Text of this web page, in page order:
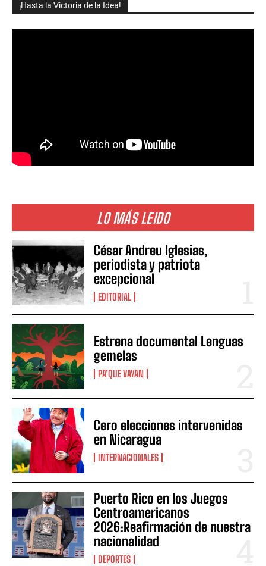
¡Hasta la Victoria de la Idea!
LO MÁS LEIDO
César Andreu Iglesias,
periodista y patriota
excepcional
EDITORIAL
Estrena documental Lenguas
gemelas
PA’QUE VAYAN
Cero elecciones intervenidas
en Nicaragua
INTERNACIONALES
Puerto Rico en los Juegos
Centroamericanos
2026:Reafirmación de nuestra
nacionalidad
DEPORTES